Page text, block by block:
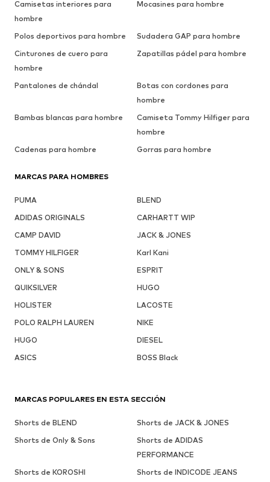
Camisetas interiores para
hombre
Mocasines para hombre
Polos deportivos para hombre
Sudadera GAP para hombre
Cinturones de cuero para
hombre
Zapatillas pádel para hombre
Pantalones de chándal
Botas con cordones para
hombre
Bambas blancas para hombre
Camiseta Tommy Hilfiger para
hombre
Cadenas para hombre
Gorras para hombre
MARCAS PARA HOMBRES
PUMA
BLEND
ADIDAS ORIGINALS
CARHARTT WIP
CAMP DAVID
JACK & JONES
TOMMY HILFIGER
Karl Kani
ONLY & SONS
ESPRIT
QUIKSILVER
HUGO
HOLISTER
LACOSTE
POLO RALPH LAUREN
NIKE
HUGO
DIESEL
ASICS
BOSS Black
MARCAS POPULARES EN ESTA SECCIÓN
Shorts de BLEND
Shorts de JACK & JONES
Shorts de Only & Sons
Shorts de ADIDAS
PERFORMANCE
Shorts de KOROSHI
Shorts de INDICODE JEANS